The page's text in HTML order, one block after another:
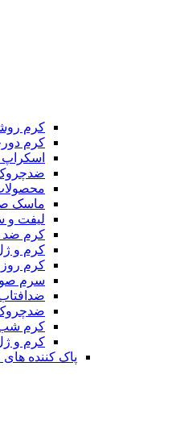
کرم
کرم
اسکراپ
ماسک
لیفت و
کرم ضد
کرم و
کرم روز
سرم
کرم
کرم و
پاک کننده